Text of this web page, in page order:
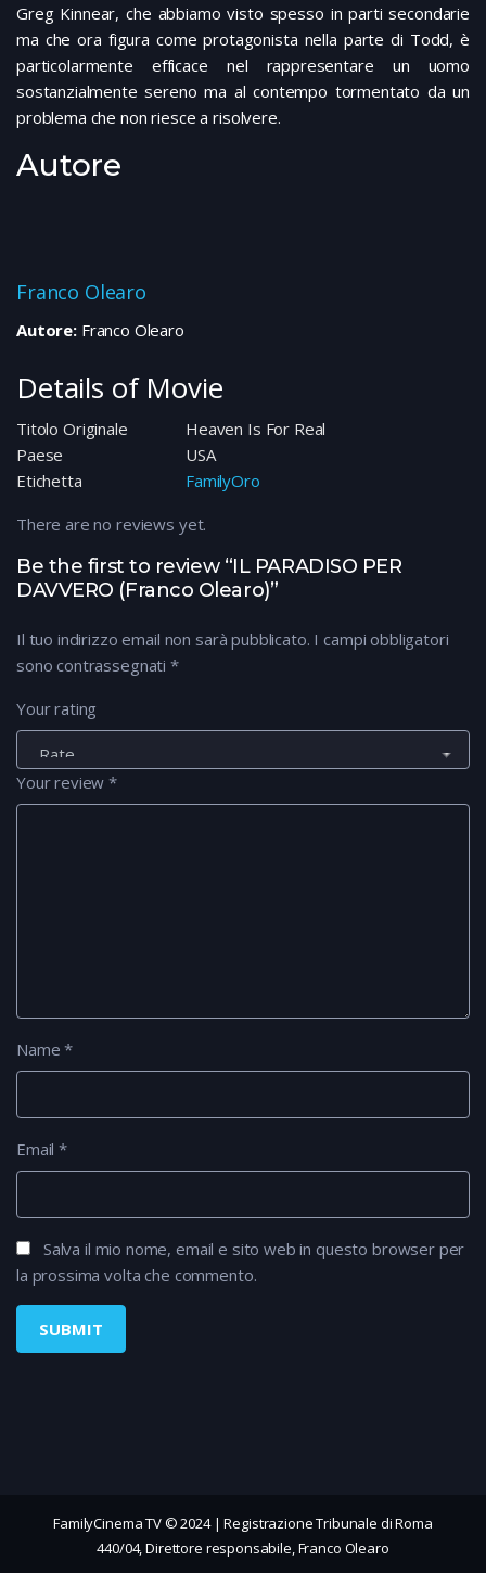
Greg Kinnear, che abbiamo visto spesso in parti secondarie
ma che ora figura come protagonista nella parte di Todd, è
particolarmente efficace nel rappresentare un uomo
sostanzialmente sereno ma al contempo tormentato da un
problema che non riesce a risolvere.
Autore
Franco Olearo
Autore:Franco Olearo
Details of Movie
Titolo Originale
Heaven Is For Real
Paese
USA
Etichetta
FamilyOro
Be the first to review “IL PARADISO PER
DAVVERO (Franco Olearo)”
Il tuo indirizzo email non sarà pubblicato. I campi obbligatori
sono contrassegnati *
Your rating
Your review*
Name*
Email*
Salva il mio nome, email e sito web in questo browser per
la prossima volta che commento.
There are no reviews yet.
FamilyCinema TV © 2024 | Registrazione Tribunale di Roma
440/04, Direttore responsabile, Franco Olearo